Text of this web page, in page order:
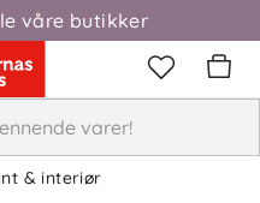
våre butikker
& interiør